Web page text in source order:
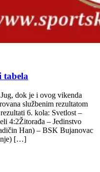
tabela
dok je i ovog vikenda
službenim rezultatom
6. kola: Svetlost –
4:2Žitorađa – Jedinstvo
Han) – BSK Bujanovac
[…]